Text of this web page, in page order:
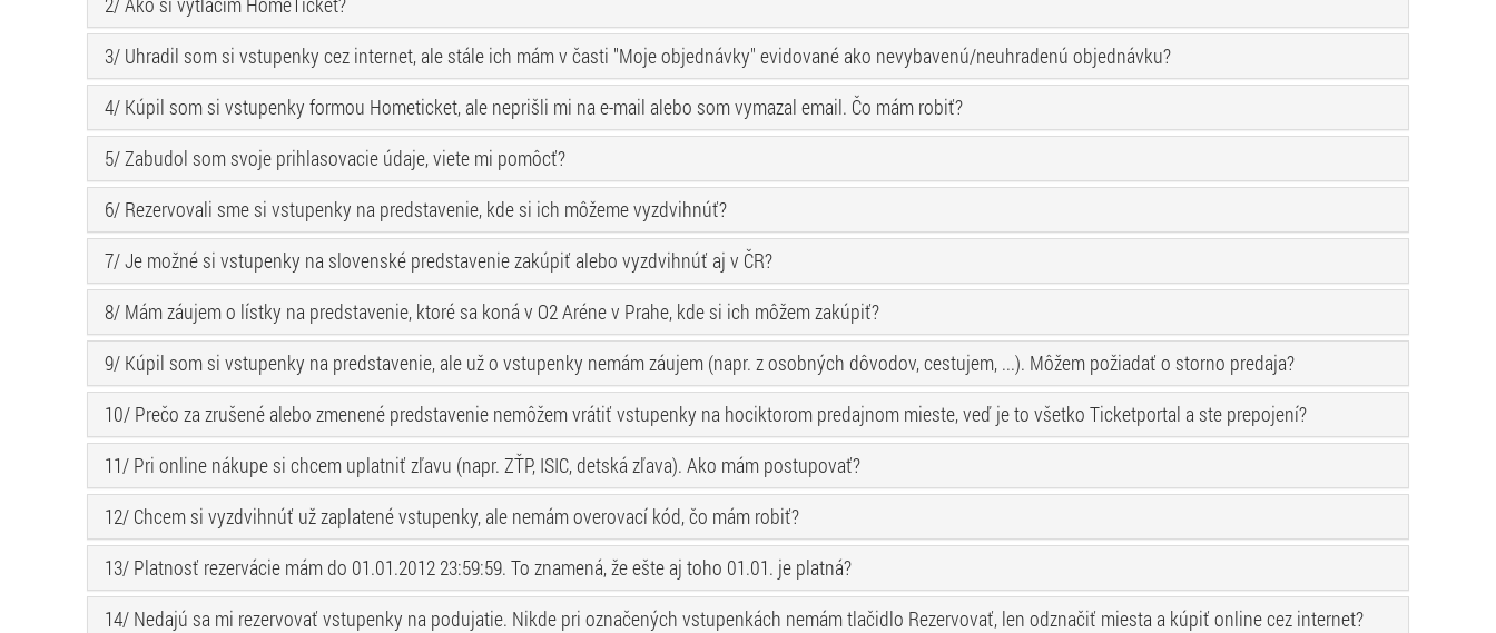
3/ Uhradil som si vstupenky cez internet, ale stále ich mám v časti "Moje objednávky" evidované ako nevybavenú/neuhradenú objednávku?
4/ Kúpil som si vstupenky formou Hometicket, ale neprišli mi na e-mail alebo som vymazal email. Čo mám robiť?
5/ Zabudol som svoje prihlasovacie údaje, viete mi pomôcť?
6/ Rezervovali sme si vstupenky na predstavenie, kde si ich môžeme vyzdvihnúť?
7/ Je možné si vstupenky na slovenské predstavenie zakúpiť alebo vyzdvihnúť aj v ČR?
8/ Mám záujem o lístky na predstavenie, ktoré sa koná v O2 Aréne v Prahe, kde si ich môžem zakúpiť?
9/ Kúpil som si vstupenky na predstavenie, ale už o vstupenky nemám záujem (napr. z osobných dôvodov, cestujem, ...). Môžem požiadať o storno predaja?
10/ Prečo za zrušené alebo zmenené predstavenie nemôžem vrátiť vstupenky na hociktorom predajnom mieste, veď je to všetko Ticketportal a ste prepojení?
11/ Pri online nákupe si chcem uplatniť zľavu (napr. ZŤP, ISIC, detská zľava). Ako mám postupovať?
12/ Chcem si vyzdvihnúť už zaplatené vstupenky, ale nemám overovací kód, čo mám robiť?
13/ Platnosť rezervácie mám do 01.01.2012 23:59:59. To znamená, že ešte aj toho 01.01. je platná?
14/ Nedajú sa mi rezervovať vstupenky na podujatie. Nikde pri označených vstupenkách nemám tlačidlo Rezervovať, len odznačiť miesta a kúpiť online cez internet?